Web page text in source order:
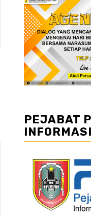
PEJABAT